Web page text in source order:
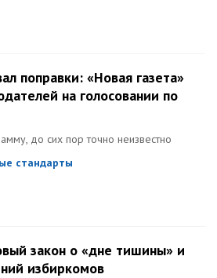
поправки: «Новая газета»
на голосовании по
до сих пор точно неизвестно
стандарты
закон о «дне тишины» и
избиркомов